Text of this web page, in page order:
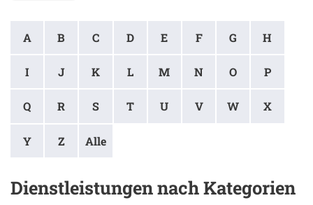
A B C D E F G H
I J K L M N O P
Q R S T U V W X
Y Z Alle
Dienstleistungen nach Kategorien